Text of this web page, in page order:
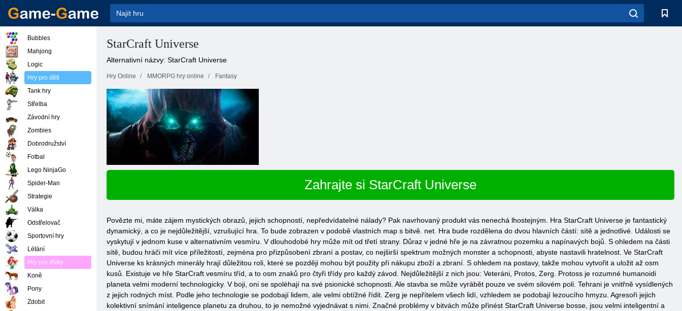
StarCraft Universe
Alternativní názvy: StarCraft Universe
Hry Online MMORPG hry online Fantasy
Zahrajte si StarCraft Universe
Povězte mi, máte zájem mystických obrazů, jejich schopností, nepředvídatelné nálady? Pak navrhovaný produkt vás nenechá lhostejným. Hra StarCraft Universe je fantastický
dynamický, a co je nejdůležitější, vzrušující hra. To bude zobrazen v podobě vlastních map s bitvě. net. Hra bude rozdělena do dvou hlavních částí: sítě a jednotlivé. Události se
vyskytují v jednom kuse v alternativním vesmíru. V dlouhodobé hry může mít od třetí strany. Důraz v jedné hře je na závratnou pozemku a napínavých bojů. S ohledem na části
sítě, budou hráči mít více příležitostí, zejména pro přizpůsobení zbraní a postav, co nejširší spektrum možných monster a schopnosti, abyste nastavili hratelnost. Ve StarCraft
Universe ks krásných minerály hrají důležitou roli, které se později mohou být použity při nákupu zboží a zbraní. S ohledem na postavy, takže mohou vytvořit a uložit až osm
kusů. Existuje ve hře StarCraft vesmíru tříd, a to osm znaků pro čtyři třídy pro každý závod. Nejdůležitější z nich jsou: Veteráni, Protos, Zerg. Protoss je rozumné humanoidi
planeta velmi moderní technologicky. V boji, oni se spoléhají na své psionické schopnosti. Ale stavba se může vyrábět pouze ve svém silovém poli. Tehrani je vnitřně vysídlených
z jejich rodných míst. Podle jeho technologie se podobají lidem, ale velmi obtížné řídit. Zerg je nepřítelem všech lidí, vzhledem se podobají lezoucího hmyzu. Agresoři jejich
kolektivní snímání inteligence planetu za druhou, to je nemožné vyjednávat s nimi. Značné problémy v bitvách může přinést StarCraft Universe bosse, jsou velmi inteligentní a
Bubbles
Mahjong
Logic
Hry pro děti
Tank hry
Střelba
Závodní hry
Zombies
Dobrodružství
Fotbal
Lego NinjaGo
Spider-Man
Strategie
Válka
Odstřelovač
Sportovní hry
Létání
Hry pro dívky
Koně
Pony
Zdobit